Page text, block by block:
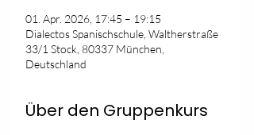
01. Apr. 2026, 17:45 – 19:15
Dialectos Spanischschule, Waltherstraße
33/1 Stock, 80337 München,
Deutschland
Über den Gruppenkurs